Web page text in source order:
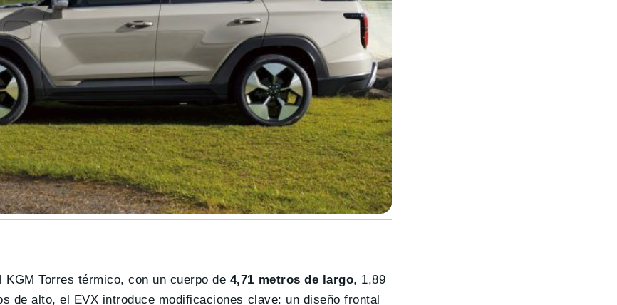
Torres térmico, con un cuerpo de 4,71 metros de largo, 1,89
de alto, el EVX introduce modificaciones clave: un diseño frontal